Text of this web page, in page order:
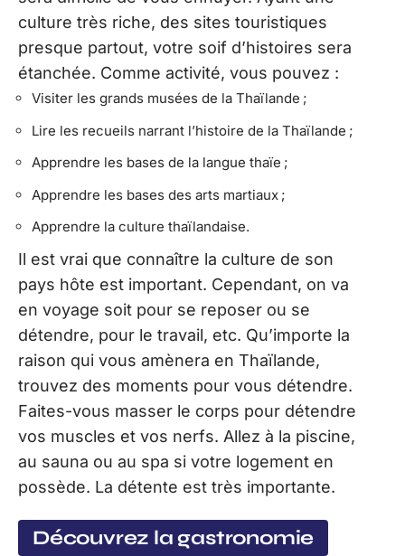
culture très riche, des sites touristiques
presque partout, votre soif d’histoires sera
étanchée. Comme activité, vous pouvez :
Visiter les grands musées de la Thaïlande ;
Lire les recueils narrant l’histoire de la Thaïlande ;
Apprendre les bases de la langue thaïe ;
Apprendre les bases des arts martiaux ;
Apprendre la culture thaïlandaise.
Il est vrai que connaître la culture de son
pays hôte est important. Cependant, on va
en voyage soit pour se reposer ou se
détendre, pour le travail, etc. Qu’importe la
raison qui vous amènera en Thaïlande,
trouvez des moments pour vous détendre.
Faites-vous masser le corps pour détendre
vos muscles et vos nerfs. Allez à la piscine,
au sauna ou au spa si votre logement en
possède. La détente est très importante.
Découvrez la gastronomie